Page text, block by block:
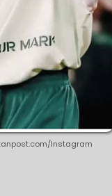
Instagram